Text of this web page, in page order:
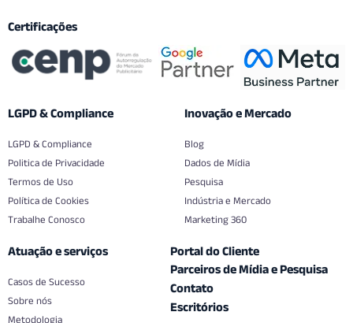
Certificações
LGPD & Compliance
LGPD & Compliance
Politica de Privacidade
Termos de Uso
Política de Cookies
Trabalhe Conosco
Inovação e Mercado
Blog
Dados de Mídia
Pesquisa
Indústria e Mercado
Marketing 360
Atuação e serviços
Casos de Sucesso
Sobre nós
Metodologia
Portal do Cliente
Parceiros de Mídia e Pesquisa
Contato
Escritórios